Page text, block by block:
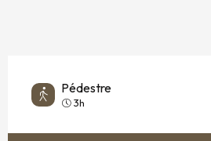
Pédestre
3h